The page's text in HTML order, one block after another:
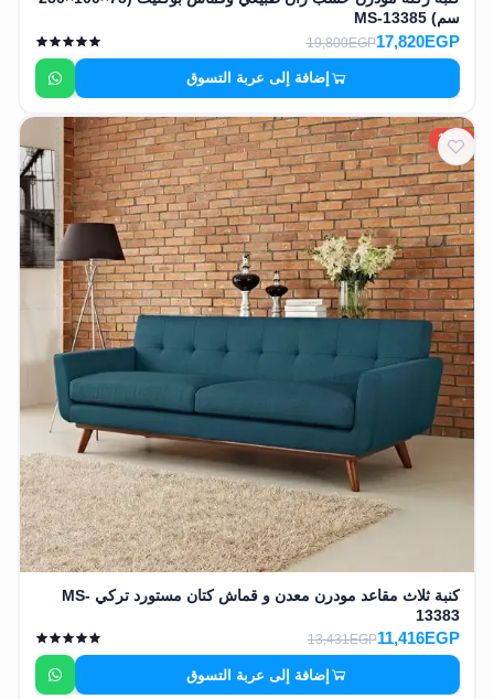
سم) MS-13385
17,820EGP
19,800EGP
إضافة إلى عربة التسوق
15%
كنبة ثلاث مقاعد مودرن معدن و قماش كتان مستورد تركي MS-
13383
11,416EGP
13,431EGP
إضافة إلى عربة التسوق